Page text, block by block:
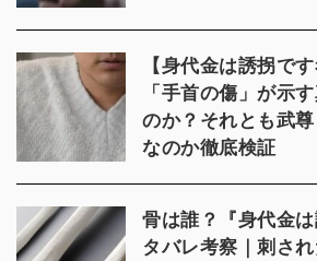
【身代金は誘拐で
「手首の傷」が示
のか？それとも武尊
なのか徹底検証
骨は誰？『身代金
タバレ考察｜刺さ